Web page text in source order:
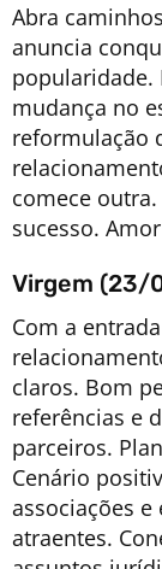
Abra
anuncia
popularidade.
mudança no
reformulação
comece
sucesso.
Virgem (23/
Com a
claros. Bom
referências e
parceiros.
Cenário
associações
atraentes.